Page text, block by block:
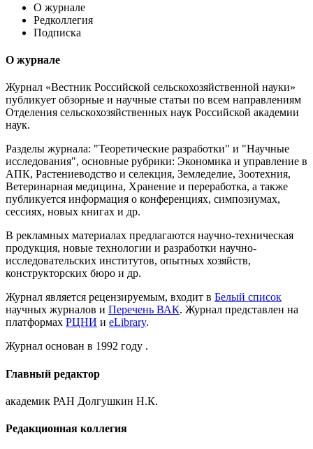
О журнале
Редколлегия
Подписка
О журнале
Журнал «Вестник Российской сельскохозяйственной науки»
публикует обзорные и научные статьи по всем направлениям
Отделения сельскохозяйственных наук Российской академии
наук.
Разделы журнала: "Теоретические разработки" и "Научные
исследования", основные рубрики: Экономика и управление в
АПК, Растениеводство и селекция, Земледелие, Зоотехния,
Ветеринарная медицина, Хранение и переработка, а также
публикуется информация о конференциях, симпозиумах,
сессиях, новых книгах и др.
В рекламных материалах предлагаются научно-техническая
продукция, новые технологии и разработки научно-
исследовательских институтов, опытных хозяйств,
конструкторских бюро и др.
Журнал является рецензируемым, входит в Белый список
научных журналов и Перечень ВАК. Журнал представлен на
платформах РЦНИ и eLibrary.
Журнал основан в 1992 году .
Главный редактор
академик РАН Долгушкин Н.К.
Редакционная коллегия